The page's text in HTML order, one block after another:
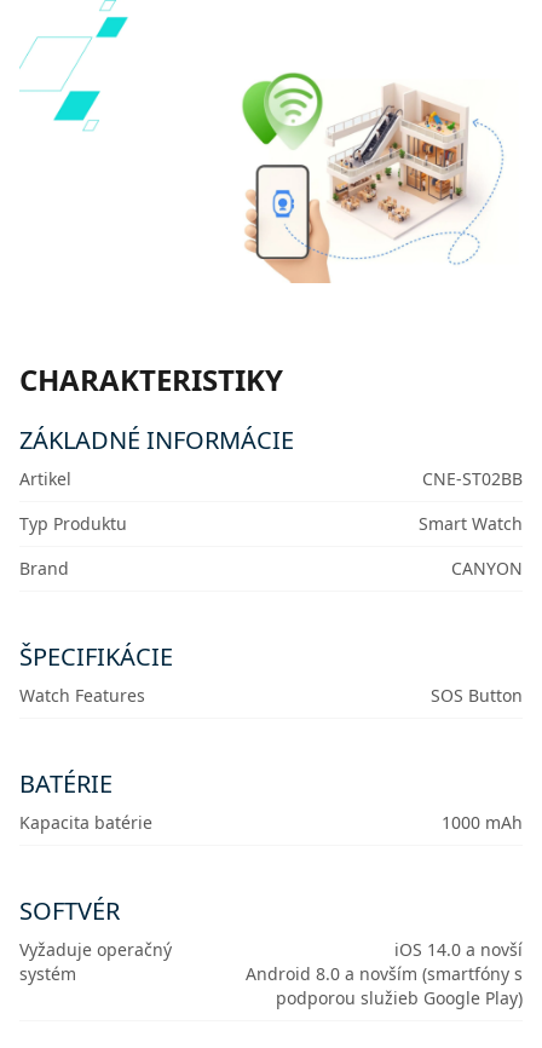
CHARAKTERISTIKY
ZÁKLADNÉ INFORMÁCIE
Artikel
CNE-ST02BB
Typ Produktu
Smart Watch
Brand
CANYON
ŠPECIFIKÁCIE
Watch Features SOS Button
BATÉRIE
Kapacita batérie 1000 mAh
SOFTVÉR
Vyžaduje operačný
systém
iOS 14.0 a novší
Android 8.0 a novším (smartfóny s
podporou služieb Google Play)